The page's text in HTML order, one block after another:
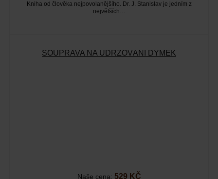
Kniha od člověka nejpovolanějšího. Dr. J. Stanislav je jedním z
největších…
SOUPRAVA NA UDRŽOVÁNÍ DÝMEK
Naše cena: 529 KČ